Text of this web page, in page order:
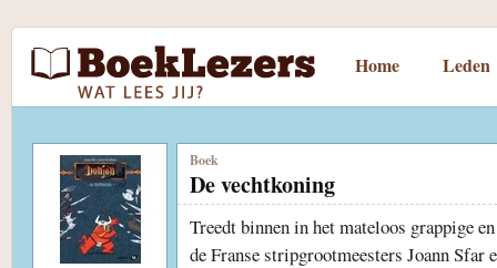
Home Leden
Boek
De vechtkoning
Treedt binnen in het mateloos grappige
de Franse stripgrootmeesters Joann